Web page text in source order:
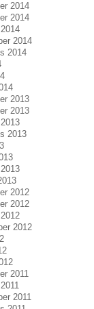
2014
2014
2014
2014
2013
2013
2013
2012
2012
2012
2011
2011